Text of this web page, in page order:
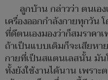
ลูกบ้าน กล่าวว่า ตนเอ
เครื่องออกกำลังกายทุกวัน
ที่ดีตนเองมองว่าก็สมราคาเ
ถ้าเป็นแบบเดิมก็จะเสียหา
กายที่เป็นสแตนเลสนั้น มั
ทั้งยังใช้งานได้นาน เพราะ